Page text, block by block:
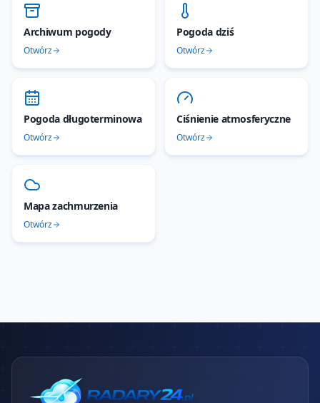
Archiwum pogody
Otwórz
Pogoda dziś
Otwórz
Pogoda długoterminowa
Otwórz
Ciśnienie atmosferyczne
Otwórz
Mapa zachmurzenia
Otwórz